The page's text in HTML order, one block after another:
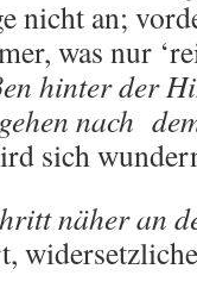
nicht an;
was nur
hinter der
nach
sich
näher an